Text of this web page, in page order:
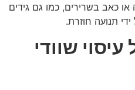
או כאב בשרירים, כמו גם גידים
תנועה חוזרת.
שוודי